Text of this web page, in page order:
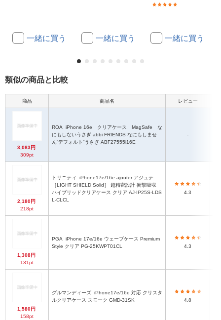
一緒に買う 一緒に買う 一緒に買う
類似の商品と比較
商品 商品名 レビュー
3,083円
309pt
ROA
にもしないうさぎ abbi FRIENDS なにもしませ
ん”デフォルト”うさぎ ABF27555i16E
-
2,180円
218pt
トリニティ
［LIGHT SHIELD Solid］ 超精密設計 衝撃吸収
ハイブリッドクリアケース クリア AJ-IP25S-LDS
L-CLCL
4.3
1,308円
131pt
PGA
Style クリア PG-25KWPT01CL
4.3
1,580円
158pt
グルマンディーズ
ルクリアケース スモーク GMD-31SK
4.8